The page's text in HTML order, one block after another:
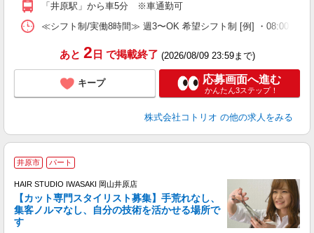
「井原駅」から車5分 ※車通勤可
≪シフト制/実働8時間≫ 週3〜OK 希望シフト制 [例] ・08:00 〜
あと 2 日 で掲載終了 (2026/08/09 23:59まで)
キープ 応募画面へ進む
かんたん3ステップ！
株式会社コトリオ の他の求人をみる
井原市 パート
HAIR STUDIO IWASAKI 岡山井原店
【カット専門スタイリスト募集】手荒れなし、
集客ノルマなし、自分の技術を活かせる場所で
す